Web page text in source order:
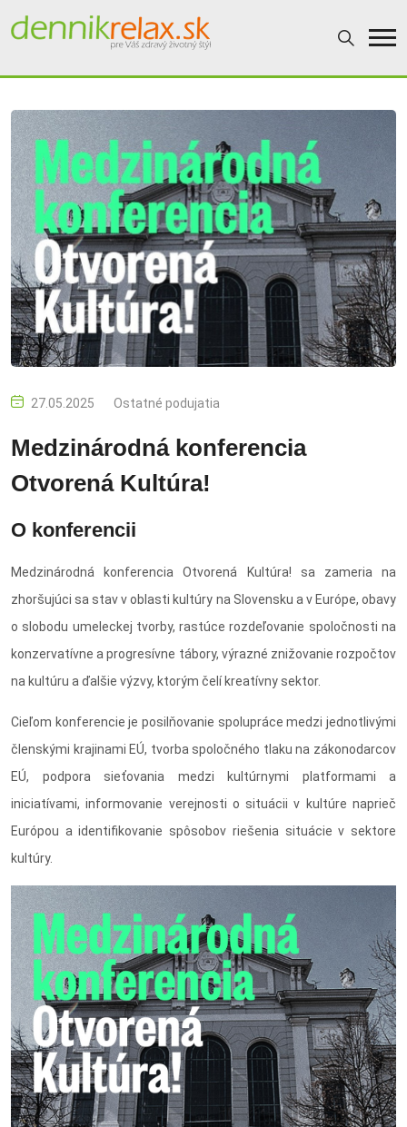
27.05.2025 Ostatné podujatia
Medzinárodná konferencia
Otvorená Kultúra!
O konferencii
Medzinárodná konferencia Otvorená Kultúra! sa zameria na
zhoršujúci sa stav v oblasti kultúry na Slovensku a v Európe, obavy
o slobodu umeleckej tvorby, rastúce rozdeľovanie spoločnosti na
konzervatívne a progresívne tábory, výrazné znižovanie rozpočtov
na kultúru a ďalšie výzvy, ktorým čelí kreatívny sektor.
Cieľom konferencie je posilňovanie spolupráce medzi jednotlivými
členskými krajinami EÚ, tvorba spoločného tlaku na zákonodarcov
EÚ, podpora sieťovania medzi kultúrnymi platformami a
iniciatívami, informovanie verejnosti o situácii v kultúre naprieč
Európou a identifikovanie spôsobov riešenia situácie v sektore
kultúry.